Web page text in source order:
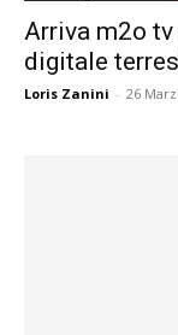
Arriva m2o
digitale
Loris Zanini - 26